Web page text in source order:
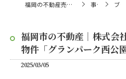
福岡の不動産売買・仲介なら株式会社ランドマーク 事業内容 ブログ
福岡市の不動産｜株式会
物件「グランパーク西公
2025/03/05